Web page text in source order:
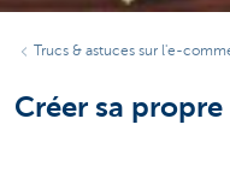
Trucs & astuces sur l'e-
Créer sa